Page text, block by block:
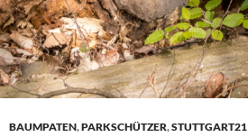
BAUMPATEN,PARKSCHÜTZER,STUTTGART21